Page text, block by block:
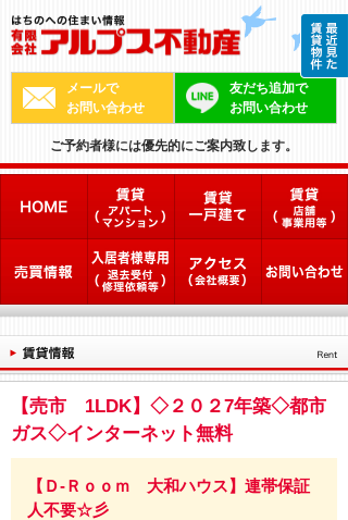
メールで
お問い合わせ
友だち追加で
お問い合わせ
ご予約者様には優先的にご案内致します。
【売市 1LDK】◇２０２7年築◇都市
ガス◇インターネット無料
【Ｄ-Ｒｏｏｍ 大和ハウス】連帯保証
人不要☆彡